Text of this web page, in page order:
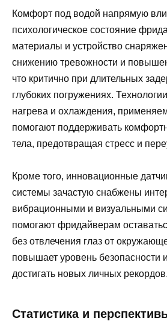
Комфорт под водой напрямую
психологическое состояние
материалы и устройство
снижению тревожности и
что критично при длительных
глубоких погружениях.
нагрева и охлаждения,
помогают поддерживать
тела, предотвращая стресс и
Кроме того, инновационные
системы зачастую снабжены
вибрационными и визуальными
помогают фридайверам
без отвлечения глаз от
повышает уровень безопасности
достигать новых личных рекордов.
Статистика и